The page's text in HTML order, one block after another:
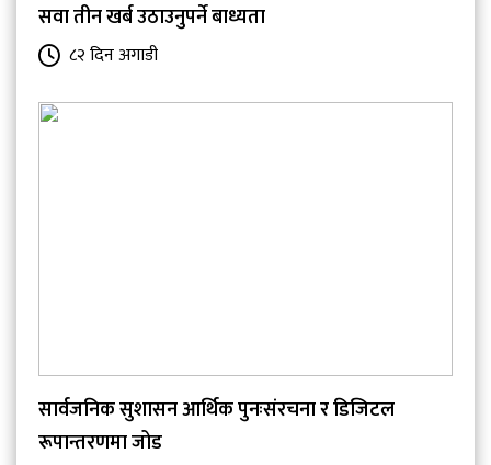
सवा तीन खर्ब उठाउनुपर्ने बाध्यता
८२ दिन अगाडी
सार्वजनिक सुशासन आर्थिक पुनःसंरचना र डिजिटल
रूपान्तरणमा जोड